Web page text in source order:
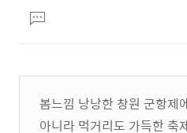
문댓
글
봄느낌 낭낭한 창원 군항제
아니라 먹거리도 가득한 축